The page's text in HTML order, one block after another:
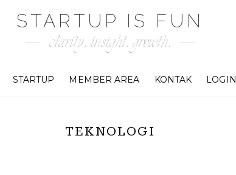
STARTUP IS FUN
clarity. insight. growth.
STARTUP MEMBER AREA KONTAK LOGIN
TEKNOLOGI